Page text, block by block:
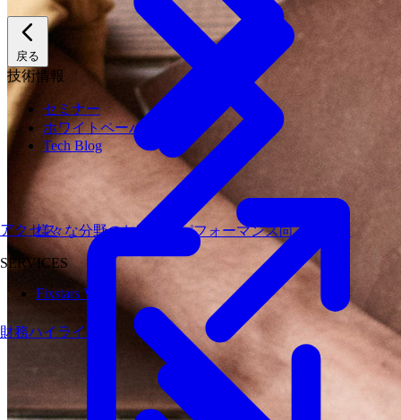
戻る
技術情報
セミナー
ホワイトペーパー
Tech Blog
アクセス様々な分野のお客様のパフォーマンス向上に貢献
SERVICES
Fixstars Vega
財務ハイライト